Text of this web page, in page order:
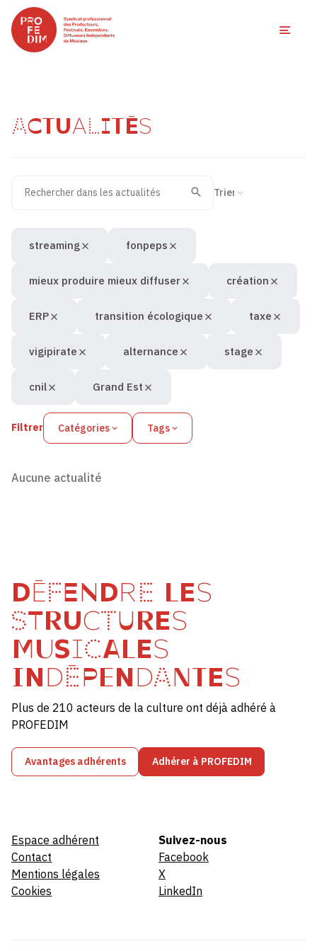
ACTUALITÉS
Recherche
Valider
Filtrer Catégories Tags
streaming fonpeps
mieux produire mieux diffuser création
ERP transition écologique taxe
vigipirate alternance stage
cnil Grand Est
Aucune actualité
DÉFENDRE LES
STRUCTURES
MUSICALES
INDÉPENDANTES
Plus de 210 acteurs de la culture ont déjà adhéré à
PROFEDIM
Avantages adhérents Adhérer à PROFEDIM
Espace adhérent
Contact
Mentions légales
Cookies
Suivez-nous
Facebook
X
LinkedIn